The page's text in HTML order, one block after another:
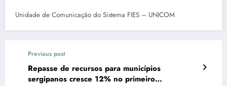
Unidade de Comunicação do Sistema FIES – UNICOM
Previous post
Repasse de recursos para municípios
sergipanos cresce 12% no primeiro